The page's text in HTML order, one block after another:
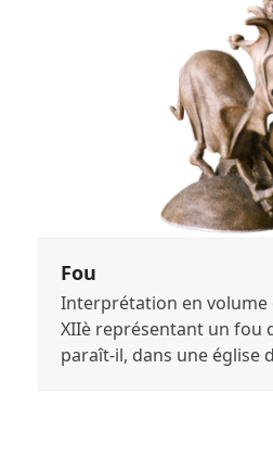
Fou
Interprétation en
XIIè représentant un fou
paraît-il, dans une église